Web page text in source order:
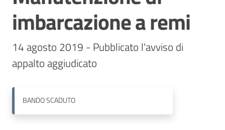
appaltanti
Contatti
imbarcazione a remi
14 agosto 2019 - Pubblicato l'avviso di
appalto aggiudicato
BANDOSCADUTO